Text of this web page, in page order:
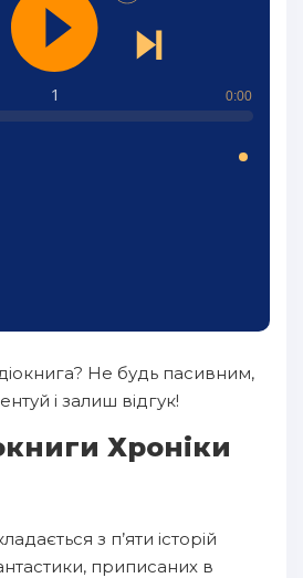
1 0:00
Не будь пасивним,
і залиш відгук!
Хроніки
з п’яти історій
приписаних в